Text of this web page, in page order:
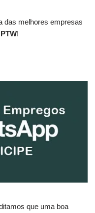
das melhores empresas
!
que uma boa